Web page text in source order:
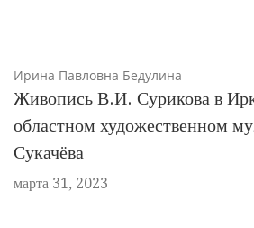
Ирина Павловна Бедулина
Живопись В.И. Сурикова в
областном художественном
Сукачёва
марта 31, 2023